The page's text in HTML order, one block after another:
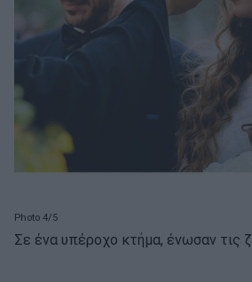
Photo 4/5
Σε ένα υπέροχο κτήμα, ένωσαν τις